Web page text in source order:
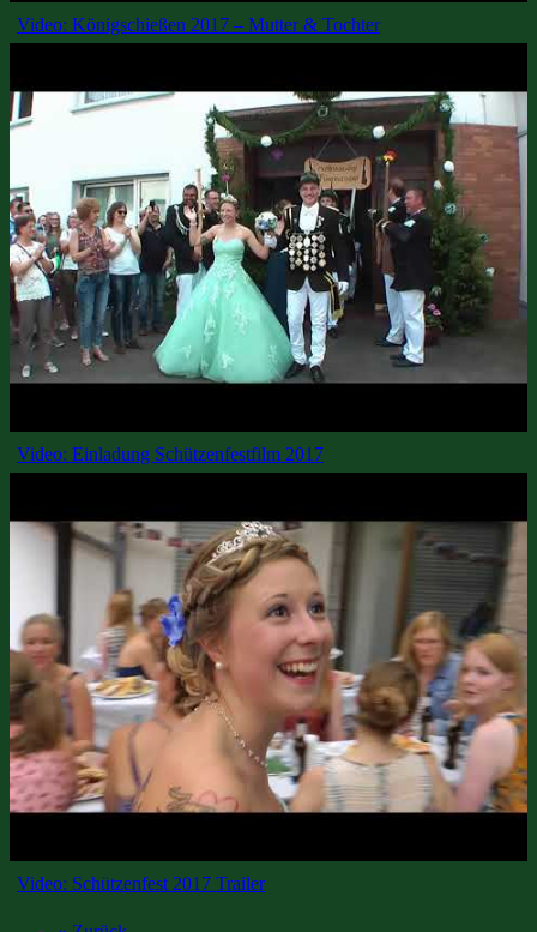
Video: Königschießen 2017 – Mutter & Tochter
Video: Einladung Schützenfestfilm 2017
Video: Schützenfest 2017 Trailer